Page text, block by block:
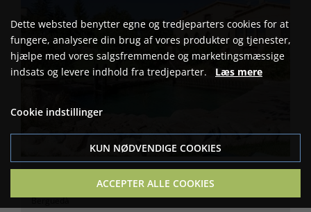
Berguedà
Dette websted benytter egne og tredjeparters cookies for at
fungere, analysere din brug af vores produkter og tjenester,
hjælpe med vores salgsfremmende og marketingsmæssige
indsats og levere indhold fra tredjeparter. Læs mere
Cookie indstillinger
KUN NØDVENDIGE COOKIES
ACCEPTER ALLE COOKIES